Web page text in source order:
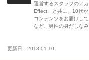
運営するスタッフのア
Effect」と共に、10代
コンテンツをお届けし
など、男性の身だしな
更新日：2018.01.10